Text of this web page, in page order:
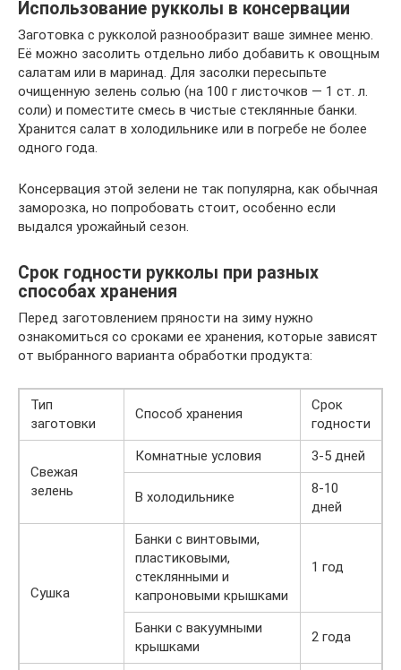
Использование рукколы в консервации
Заготовка с рукколой разнообразит ваше зимнее меню.
Её можно засолить отдельно либо добавить к овощным
салатам или в маринад. Для засолки пересыпьте
очищенную зелень солью (на 100 г листочков — 1 ст. л.
соли) и поместите смесь в чистые стеклянные банки.
Хранится салат в холодильнике или в погребе не более
одного года.
Консервация этой зелени не так популярна, как обычная
заморозка, но попробовать стоит, особенно если
выдался урожайный сезон.
Срок годности рукколы при разных
способах хранения
Перед заготовлением пряности на зиму нужно
ознакомиться со сроками ее хранения, которые зависят
от выбранного варианта обработки продукта:
Тип
заготовки
Способ хранения
Срок
годности
Свежая
зелень
Комнатные условия 3-5 дней
В холодильнике
8-10
дней
Сушка
Банки с винтовыми,
пластиковыми,
стеклянными и
капроновыми крышками
1 год
Банки с вакуумными
крышками
2 года